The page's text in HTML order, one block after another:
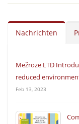
Nachrichten
Mežroze LTD
reduced
Feb 13, 2023